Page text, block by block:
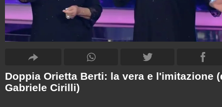
Doppia Orietta Berti: la vera e l'imitazione
Gabriele Cirilli)